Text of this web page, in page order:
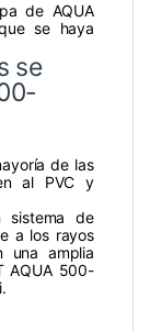
de AQUA
se haya
se
de las
al PVC y
sistema de
a los rayos
una amplia
AQUA 500-